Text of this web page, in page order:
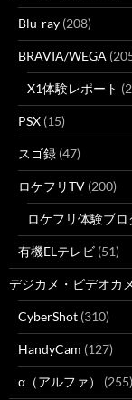
Blu-ray (208)
BRAVIA/WEGA
X1体験レポート
PSX (15)
スゴ録 (47)
ロケフリTV (200)
ロケフリ体験ブロ
有機ELテレビ (51)
デジカメ・ビデオカ
CyberShot (310)
HandyCam (127)
α（アルファ） (255)